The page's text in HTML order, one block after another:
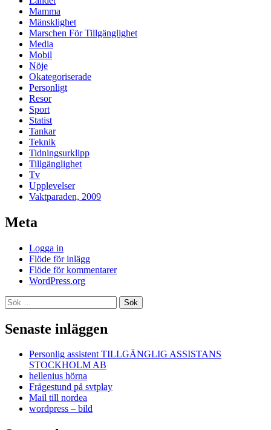
Mamma
Mänsklighet
Marschen För Tillgänglighet
Media
Mobil
Nöje
Okategoriserade
Personligt
Resor
Sport
Statist
Tankar
Teknik
Tidningsurklipp
Tillgänglighet
Tv
Upplevelser
Vaktparaden, 2009
Meta
Logga in
Flöde för inlägg
Flöde för kommentarer
WordPress.org
Sök
efter:
Senaste inläggen
Personlig assistent TILLGÄNGLIG ASSISTANS
STOCKHOLM AB
hellenius hörna
Frågestund på svtplay
Mail till nordea
wordpress – bild